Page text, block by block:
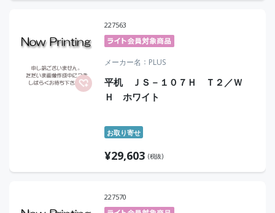
227563
メーカー名 PLUS
平机 ＪＳ－１０７Ｈ Ｔ２／Ｗ
Ｈ ホワイト
お取り寄せ
¥29,603 (税抜)
227570